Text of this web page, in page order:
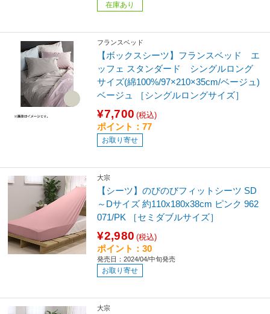
在庫あり
フランスベッド
【ボックスシーツ】フランスベッド エ
ッフェ スタンダード シングルロング
サイズ(綿100%/97×210×35cm/ベージュ)
ベージュ ［シングルロングサイズ］
¥7,700 (税込)
ポイント：77
お取り寄せ
大宗
【シーツ】のびのびフィットシーツ SD
～Dサイズ 約110x180x38cm ピンク 962
071/PK ［セミダブルサイズ］
¥2,980 (税込)
ポイント：30
発売日：2024/04/中旬発売
お取り寄せ
大宗